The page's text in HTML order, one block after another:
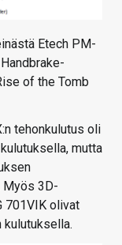
Etech PM-
of the Tomb
tehonkulutus oli
mutta
Myös 3D-
701VIK olivat